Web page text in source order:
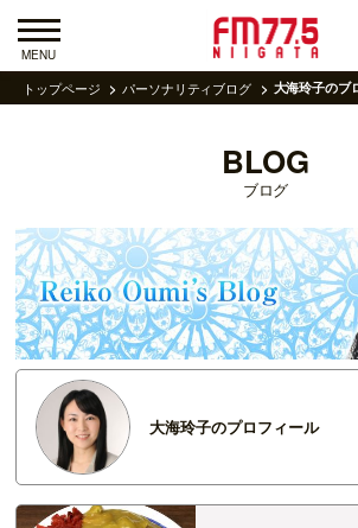
MENU
トップページ パーソナリティブログ 大海玲子のブ
BLOG
ブログ
大海玲子のプロフィール